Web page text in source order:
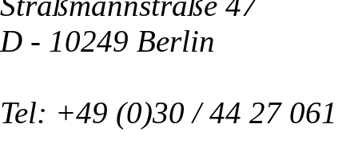
D - 10249 Berlin
Tel: +49 (0)30 / 44 27 061